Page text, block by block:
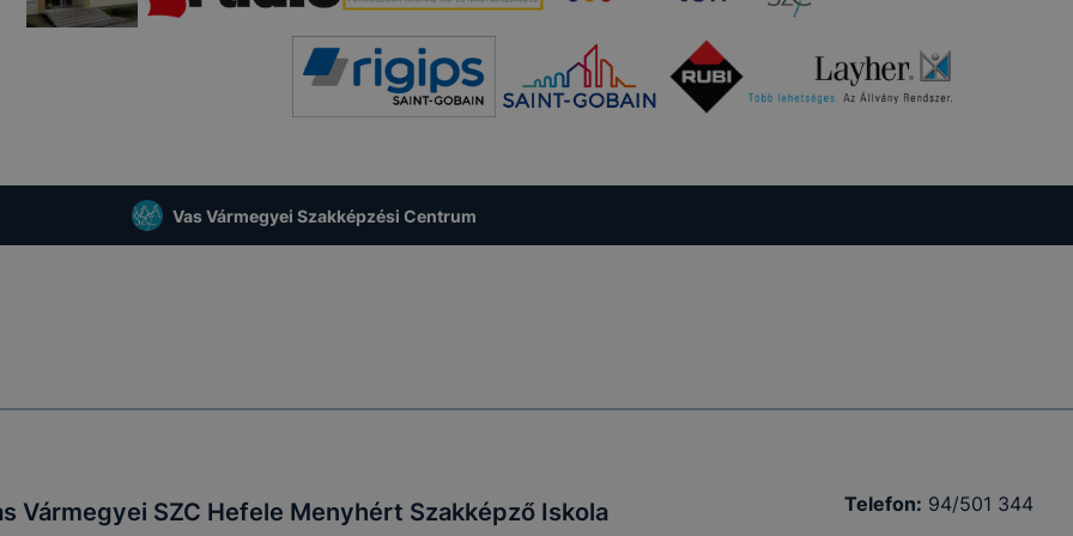
Vas Vármegyei Szakképzési Centrum
Vármegyei SZC Hefele Menyhért Szakképző Iskola Telefon: 94/501 344